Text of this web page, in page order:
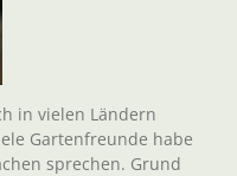
in vielen Ländern
Gartenfreunde habe
sprechen. Grund